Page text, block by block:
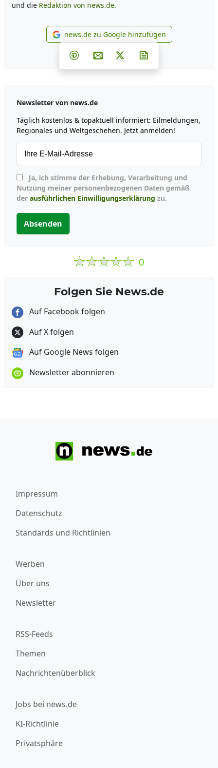
und die Redaktion von news.de.
news.de zu Google
news.de zu Google hinzufügen
Teilen auf Facebook
Teilen auf Whatsapp
Teilen auf Telegram
Teilen auf Pinterest
Per E-Mail teilen
Post auf X
Newsletter von news.de
Täglich kostenlos & topaktuell informiert: Eilmeldungen,
Regionales und Weltgeschehen. Jetzt anmelden!
Nutzung meiner personenbezogenen Daten gemäß
der ausführlichen Einwilligungserklärung zu.
Absenden
0
Folgen Sie News.de
Auf Facebook folgen
Auf X folgen
Auf Google News folgen
Newsletter abonnieren
Impressum
Datenschutz
Standards und Richtlinien
Werben
Über uns
Newsletter
RSS-Feeds
Themen
Nachrichtenüberblick
Jobs bei news.de
KI-Richtlinie
Privatsphäre